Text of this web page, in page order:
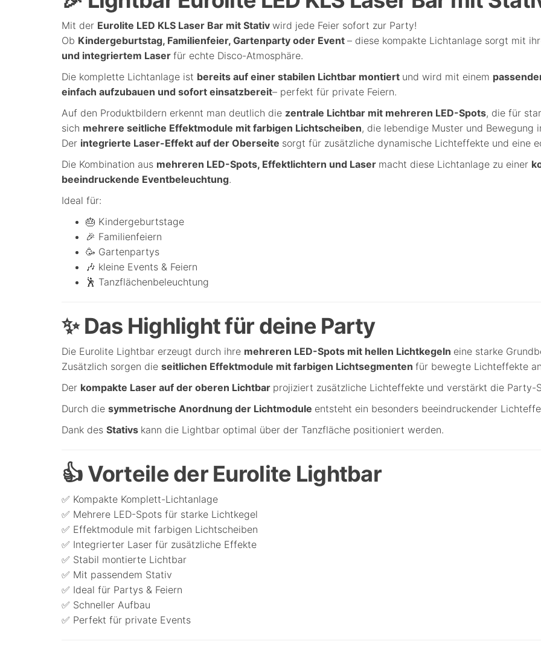
Mit der Eurolite LED KLS Laser Bar mit Stativ wird jede Feier sofort zur Party!
Ob Kindergeburtstag, Familienfeier, Gartenparty oder Event – diese kompakte Lichtanlage sorgt mit
und integriertem Laser für echte Disco-Atmosphäre.
Die komplette Lichtanlage ist bereits auf einer stabilen Lichtbar montiert und wird mit einem
einfach aufzubauen und sofort einsatzbereit– perfekt für private Feiern.
Auf den Produktbildern erkennt man deutlich die zentrale Lichtbar mit mehreren LED-Spots, die für
sich mehrere seitliche Effektmodule mit farbigen Lichtscheiben, die lebendige Muster und Bewegung
Der integrierte Laser-Effekt auf der Oberseite sorgt für zusätzliche dynamische Lichteffekte und eine
Die Kombination aus mehreren LED-Spots, Effektlichtern und Laser macht diese Lichtanlage zu einer
beeindruckende Eventbeleuchtung.
Ideal für:
🎂 Kindergeburtstage
🎉 Familienfeiern
🥳 Gartenpartys
🎶 kleine Events & Feiern
🕺 Tanzflächenbeleuchtung
✨ Das Highlight für deine Party
Die Eurolite Lightbar erzeugt durch ihre mehreren LED-Spots mit hellen Lichtkegeln eine starke
Zusätzlich sorgen die seitlichen Effektmodule mit farbigen Lichtsegmenten für bewegte Lichteffekte
Der kompakte Laser auf der oberen Lichtbar projiziert zusätzliche Lichteffekte und verstärkt die Party-
Durch die symmetrische Anordnung der Lichtmodule entsteht ein besonders beeindruckender
Dank des Stativs kann die Lightbar optimal über der Tanzfläche positioniert werden.
👍 Vorteile der Eurolite Lightbar
✅ Kompakte Komplett-Lichtanlage
✅ Mehrere LED-Spots für starke Lichtkegel
✅ Effektmodule mit farbigen Lichtscheiben
✅ Integrierter Laser für zusätzliche Effekte
✅ Stabil montierte Lichtbar
✅ Mit passendem Stativ
✅ Ideal für Partys & Feiern
✅ Schneller Aufbau
✅ Perfekt für private Events